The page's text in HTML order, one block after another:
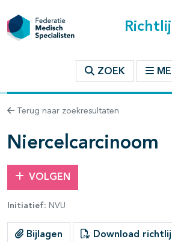
ZOEK
Terug naar zoekresultaten
Niercelcarcinoom
VOLGEN
Initiatief: NVU
Bijlagen Download
binnen deze richtlijn
open- en dichtklappen